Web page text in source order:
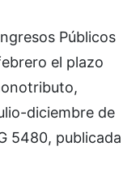
Públicos
el plazo
diciembre de
5480, publicada